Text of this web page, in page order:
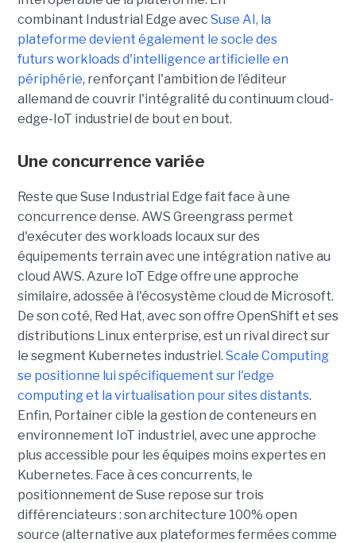
combinant Industrial Edge avec Suse AI, la
plateforme devient également le socle des
futurs workloads d'intelligence artificielle en
périphérie, renforçant l'ambition de l’éditeur
allemand de couvrir l'intégralité du continuum cloud-
edge-IoT industriel de bout en bout.
Une concurrence variée
Reste que Suse Industrial Edge fait face à une
concurrence dense. AWS Greengrass permet
d'exécuter des workloads locaux sur des
équipements terrain avec une intégration native au
cloud AWS. Azure IoT Edge offre une approche
similaire, adossée à l'écosystème cloud de Microsoft.
De son coté, Red Hat, avec son offre OpenShift et ses
distributions Linux enterprise, est un rival direct sur
le segment Kubernetes industriel. Scale Computing
se positionne lui spécifiquement sur l'edge
computing et la virtualisation pour sites distants.
Enfin, Portainer cible la gestion de conteneurs en
environnement IoT industriel, avec une approche
plus accessible pour les équipes moins expertes en
Kubernetes. Face à ces concurrents, le
positionnement de Suse repose sur trois
différenciateurs : son architecture 100% open
source (alternative aux plateformes fermées comme